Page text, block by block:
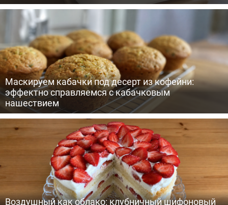
Маскируем кабачки под десерт из кофейни:
эффектно справляемся с кабачковым
нашествием
Воздушный как облако: клубничный шифоновый